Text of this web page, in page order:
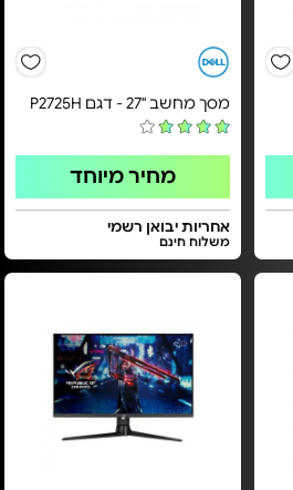
מסך מחשב "27 - דגם P2725H
מחיר מיוחד
אחריות יבואן רשמי
משלוח חינם